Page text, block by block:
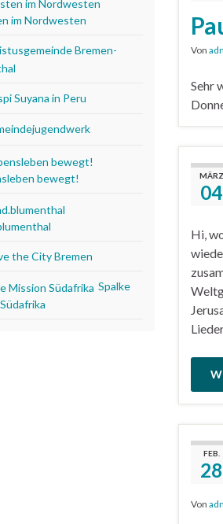
Von
Sehr
MÄRZ
04
Hi,
FEB.
28
Von
im Nordwesten
Bremen-
Suyana in Peru
bewegt!
the City Bremen
Spalke